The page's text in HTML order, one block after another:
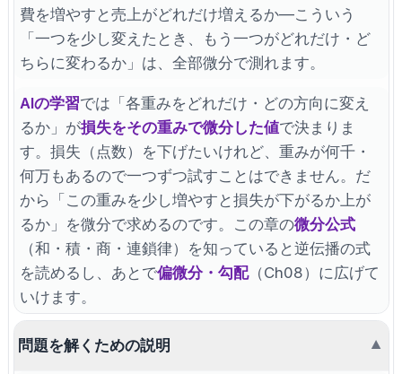
費を増やすと売上がどれだけ増えるか—こういう
「一つを少し変えたとき、もう一つがどれだけ・ど
ちらに変わるか」は、全部微分で測れます。
AIの学習では「各重みをどれだけ・どの方向に変え
るか」が損失をその重みで微分した値で決まりま
す。損失（点数）を下げたいけれど、重みが何千・
何万もあるので一つずつ試すことはできません。だ
から「この重みを少し増やすと損失が下がるか上が
るか」を微分で求めるのです。この章の微分公式
（和・積・商・連鎖律）を知っていると逆伝播の式
を読めるし、あとで偏微分・勾配（Ch08）に広げて
いけます。
問題を解くための説明 ▼